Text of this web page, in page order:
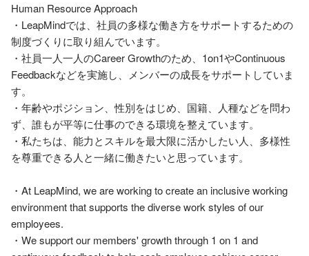
Human Resource Approach
・LeapMindでは、社員の多様な働き方をサポートするための
制度づくりに取り組んでいます。
・社員一人一人のCareer Growthのため、1on1やContinuous
Feedbackなどを実施し、メンバーの成長をサポートしていま
す。
・年齢やポジション、性別をはじめ、国籍、人種などを問わ
ず、誰もが平等に仕事のできる環境を整えています。
・私たちは、能力とスキルを最大限に活かしたい人、多様性
を尊重できる人と一緒に働きたいと思っています。
・At LeapMind, we are working to create an inclusive working
environment that supports the diverse work styles of our
employees.
・We support our members' growth through 1 on 1 and